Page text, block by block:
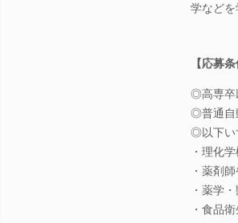
学などを
【応募条
◎高専卒
◎普通自
◎以下い
・理化
・薬剤
・薬学
・食品